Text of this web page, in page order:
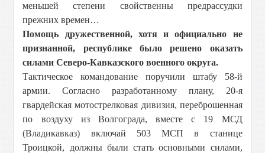
меньшей степени свойственны предрассудки
прежних времен…
Помощь дружественной, хотя и официально не
признанной, республике было решено оказать
силами Северо-Кавказского военного округа.
Тактическое командование поручили штабу 58-й
армии. Согласно разработанному плану, 20-я
гвардейская мотострелковая дивизия, переброшенная
по воздуху из Волгограда, вместе с 19 МСД
(Владикавказ) включай 503 МСП в станице
Троицкой, должны были стать основными силами,